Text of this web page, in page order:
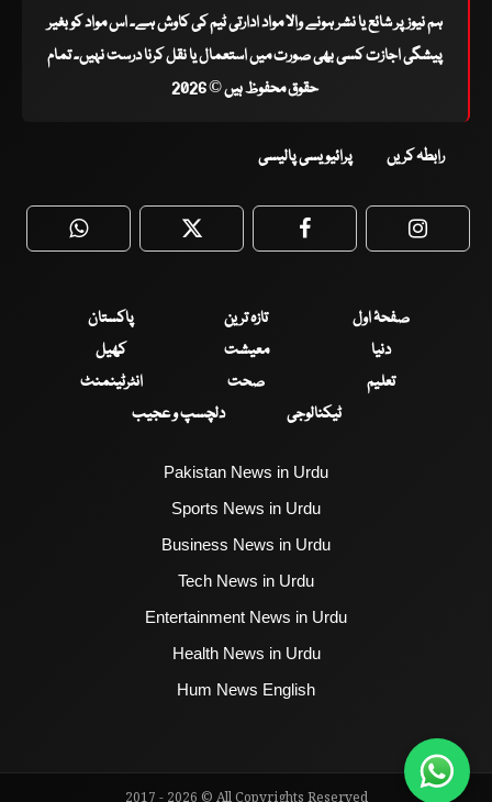
ہم نیوز پر شائع یا نشر ہونے والا مواد ادارتی ٹیم کی کاوش ہے۔ اس مواد کو بغیر
پیشگی اجازت کسی بھی صورت میں استعمال یا نقل کرنا درست نہیں۔ تمام
حقوق محفوظ ہیں © 2026
رابطہ کریں پرائیویسی پالیسی
WhatsApp Twitter Facebook
صفحۂ اول تازہ ترین
پاکستان
دنیا
معیشت
کھیل
تعلیم
صحت
انٹرٹینمنٹ
ٹیکنالوجی
دلچسپ و عجیب
Pakistan News in Urdu
Sports News in Urdu
Business News in Urdu
Tech News in Urdu
Entertainment News in Urdu
Health News in Urdu
Hum News English